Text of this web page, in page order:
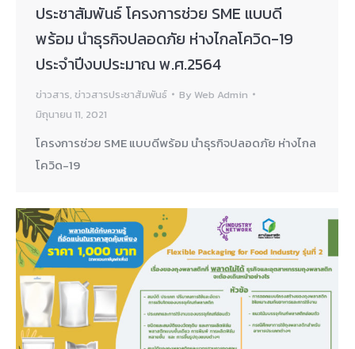
ประชาสัมพันธ์ โครงการช่วย SME แบบดี
พร้อม นำธุรกิจปลอดภัย ห่างไกลโควิด-19
ประจำปีงบประมาณ พ.ศ.2564
ข่าวสาร, ข่าวสารประชาสัมพันธ์ By Web Admin
มิถุนายน 11, 2021
โครงการช่วย SME แบบดีพร้อม นำธุรกิจปลอดภัย ห่างไกล
โควิด-19